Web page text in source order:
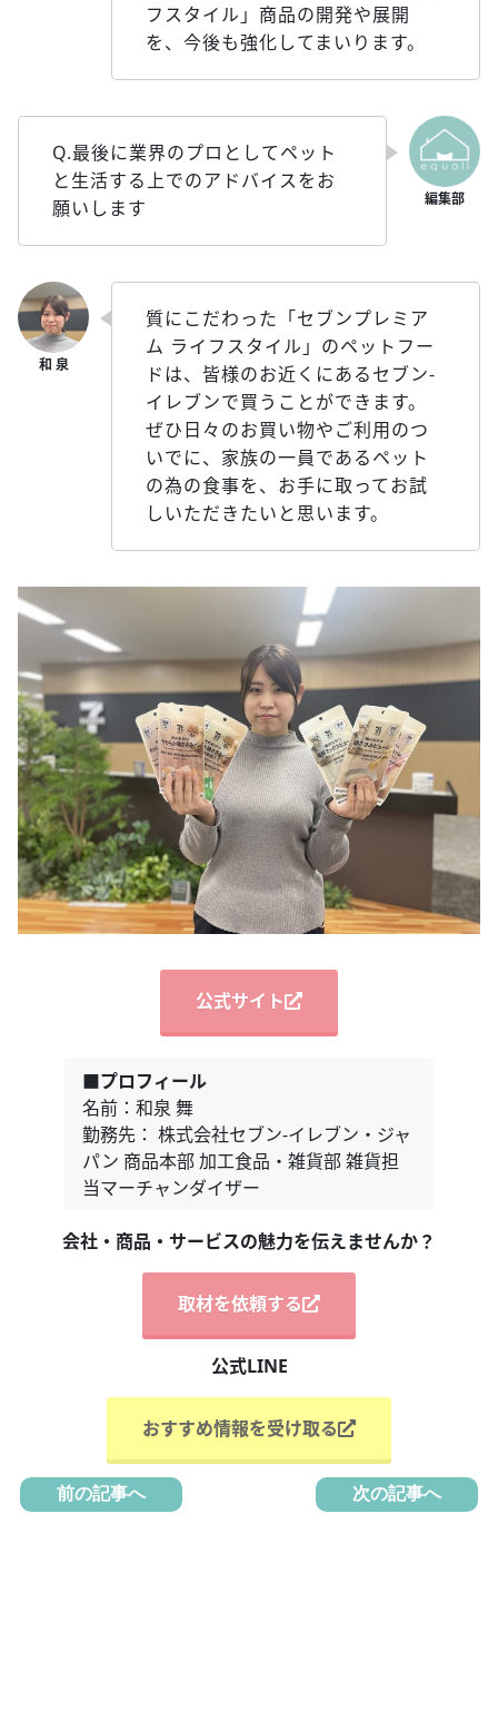
フスタイル」商品の開発や展開
を、今後も強化してまいります。
Q.最後に業界のプロとしてペット
と生活する上でのアドバイスをお
願いします
質にこだわった「セブンプレミア
ム ライフスタイル」のペットフー
ドは、皆様のお近くにあるセブン‐
イレブンで買うことができます。
ぜひ日々のお買い物やご利用のつ
いでに、家族の一員であるペット
の為の食事を、お手に取ってお試
しいただきたいと思います。
公式サイト
■プロフィール
名前：和泉 舞
勤務先： 株式会社セブン‐イレブン・ジャ
パン 商品本部 加工食品・雑貨部 雑貨担
当マーチャンダイザー
会社・商品・サービスの魅力を伝えませんか？
取材を依頼する
公式LINE
おすすめ情報を受け取る
前の記事へ 次の記事へ